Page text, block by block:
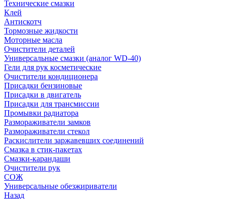
Технические смазки
Клей
Антискотч
Тормозные жидкости
Моторные масла
Очистители деталей
Универсальные смазки (аналог WD-40)
Гели для рук косметические
Очистители кондиционера
Присадки бензиновые
Присадки в двигатель
Присадки для трансмиссии
Промывки радиатора
Размораживатели замков
Размораживатели стекол
Раскислители заржавевших соединений
Смазка в стик-пакетах
Смазки-карандаши
Очистители рук
СОЖ
Универсальные обезжириватели
Назад